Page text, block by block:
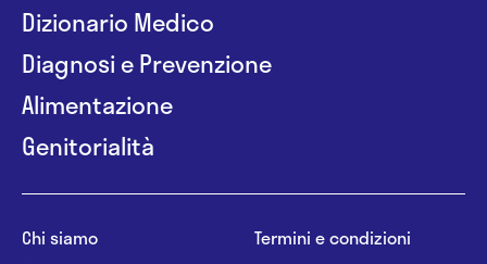
Dizionario Medico
Diagnosi e Prevenzione
Alimentazione
Genitorialità
Chi siamo
Termini e condizioni